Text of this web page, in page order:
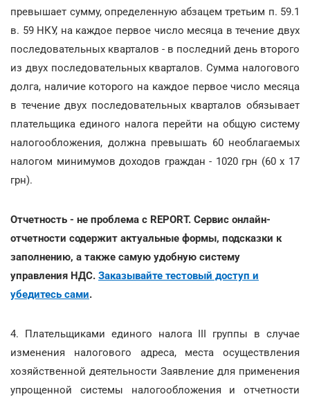
превышает сумму, определенную абзацем третьим п. 59.1
в. 59 НКУ, на каждое первое число месяца в течение двух
последовательных кварталов - в последний день второго
из двух последовательных кварталов. Сумма налогового
долга, наличие которого на каждое первое число месяца
в течение двух последовательных кварталов обязывает
плательщика единого налога перейти на общую систему
налогообложения, должна превышать 60 необлагаемых
налогом минимумов доходов граждан - 1020 грн (60 х 17
грн).
Отчетность - не проблема с REPORT. Сервис онлайн-
отчетности содержит актуальные формы, подсказки к
заполнению, а также самую удобную систему
управления НДС. Заказывайте тестовый доступ и
убедитесь сами.
4. Плательщиками единого налога III группы в случае
изменения налогового адреса, места осуществления
хозяйственной деятельности Заявление для применения
упрощенной системы налогообложения и отчетности